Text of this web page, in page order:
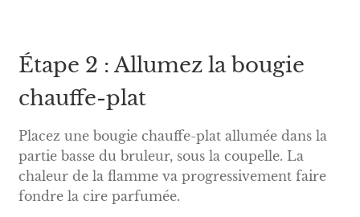
Étape 2 : Allumez la bougie
chauffe-plat
Placez une bougie chauffe-plat allumée dans la
partie basse du bruleur, sous la coupelle. La
chaleur de la flamme va progressivement faire
fondre la cire parfumée.